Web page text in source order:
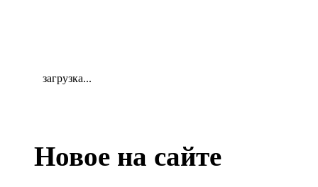
загрузка...
Новое на сайте